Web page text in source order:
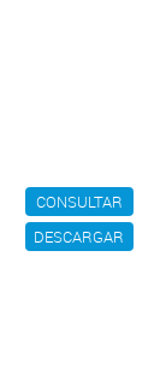
CONSULTAR
DESCARGAR